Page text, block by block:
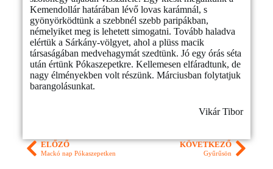
Kemendollár határában lévő lovas karámnál, s
gyönyörködtünk a szebbnél szebb paripákban,
némelyiket meg is lehetett simogatni. Tovább haladva
elértük a Sárkány-völgyet, ahol a plüss macik
társaságában medvehagymát szedtünk. Jó egy órás séta
után értünk Pókaszepetkre. Kellemesen elfáradtunk, de
nagy élményekben volt részünk. Márciusban folytatjuk
barangolásunkat.
Vikár Tibor
ELŐZŐ
Mackó nap Pókaszepetken
KÖVETKEZŐ
Gyűrűsön